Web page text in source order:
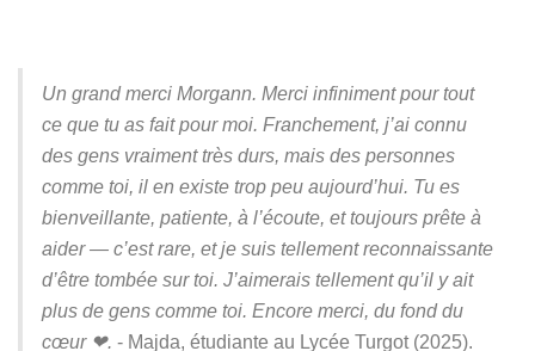
Un grand merci Morgann. Merci infiniment pour tout
ce que tu as fait pour moi. Franchement, j’ai connu
des gens vraiment très durs, mais des personnes
comme toi, il en existe trop peu aujourd’hui. Tu es
bienveillante, patiente, à l’écoute, et toujours prête à
aider — c’est rare, et je suis tellement reconnaissante
d’être tombée sur toi. J’aimerais tellement qu’il y ait
plus de gens comme toi. Encore merci, du fond du
cœur ❤. - Majda, étudiante au Lycée Turgot (2025).